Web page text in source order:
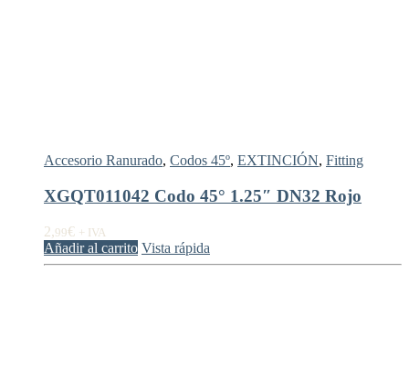
Accesorio Ranurado, Codos 45º, EXTINCIÓN, Fitting
XGQT011042 Codo 45° 1.25″ DN32 Rojo
2,99€ + IVA
Añadir al carrito Vista rápida